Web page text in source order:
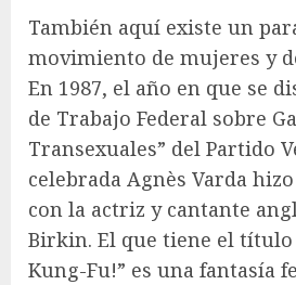
También aquí existe un
movimiento de mujeres y
En 1987, el año en que se
de Trabajo Federal sobre
Transexuales” del Partido
celebrada Agnès Varda
con la actriz y cantante
Birkin. El que tiene el título
Kung-Fu!” es una fantasía